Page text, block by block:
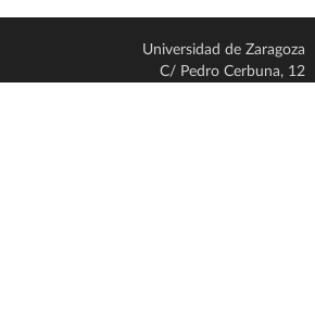
Universidad de Zaragoza
C/ Pedro Cerbuna, 12